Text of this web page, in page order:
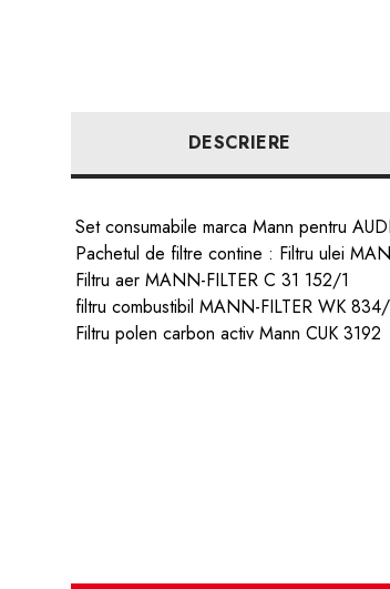
DESCRIERE
Set consumabile marca Mann pentru
Pachetul de filtre contine : Filtru ulei
Filtru aer MANN-FILTER C 31 152/1
filtru combustibil MANN-FILTER WK
Filtru polen carbon activ Mann CUK 3192